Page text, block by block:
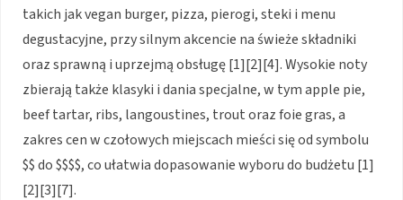
takich jak vegan burger, pizza, pierogi, steki i menu
degustacyjne, przy silnym akcencie na świeże składniki
oraz sprawną i uprzejmą obsługę [1][2][4]. Wysokie noty
zbierają także klasyki i dania specjalne, w tym apple pie,
beef tartar, ribs, langoustines, trout oraz foie gras, a
zakres cen w czołowych miejscach mieści się od symbolu
$$ do $$$$, co ułatwia dopasowanie wyboru do budżetu [1]
[2][3][7].